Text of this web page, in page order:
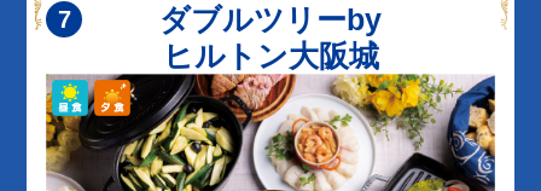
ダブルツリーby
ヒルトン大阪城